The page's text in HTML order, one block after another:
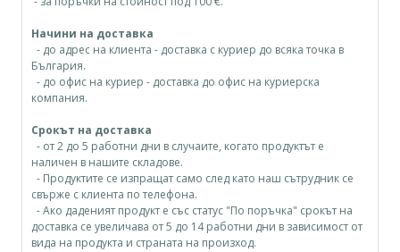
Начини на доставка
- до адрес на клиента - доставка с куриер до всяка точка в
България.
- до офис на куриер - доставка до офис на куриерска
компания.
Срокът на доставка
- от 2 до 5 работни дни в случаите, когато продуктът е
наличен в нашите складове.
- Продуктите се изпращат само след като наш сътрудник се
свърже с клиента по телефона.
- Ако даденият продукт е със статус "По поръчка" срокът на
доставка се увеличава от 5 до 14 работни дни в зависимост от
вида на продукта и страната на произход.